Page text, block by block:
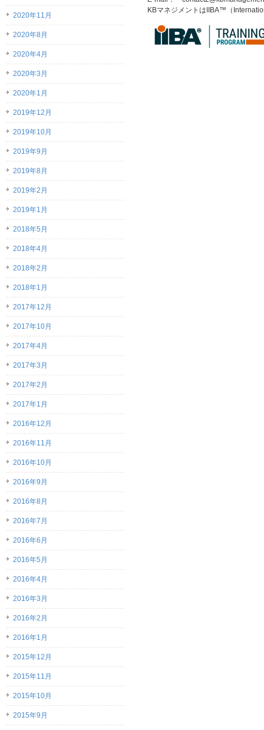
KBマネジメントはIIBA™（
2020年11月
2020年8月
2020年4月
2020年3月
2020年1月
2019年12月
2019年10月
2019年9月
2019年8月
2019年2月
2019年1月
2018年5月
2018年4月
2018年2月
2018年1月
2017年12月
2017年10月
2017年4月
2017年3月
2017年2月
2017年1月
2016年12月
2016年11月
2016年10月
2016年9月
2016年8月
2016年7月
2016年6月
2016年5月
2016年4月
2016年3月
2016年2月
2016年1月
2015年12月
2015年11月
2015年10月
2015年9月